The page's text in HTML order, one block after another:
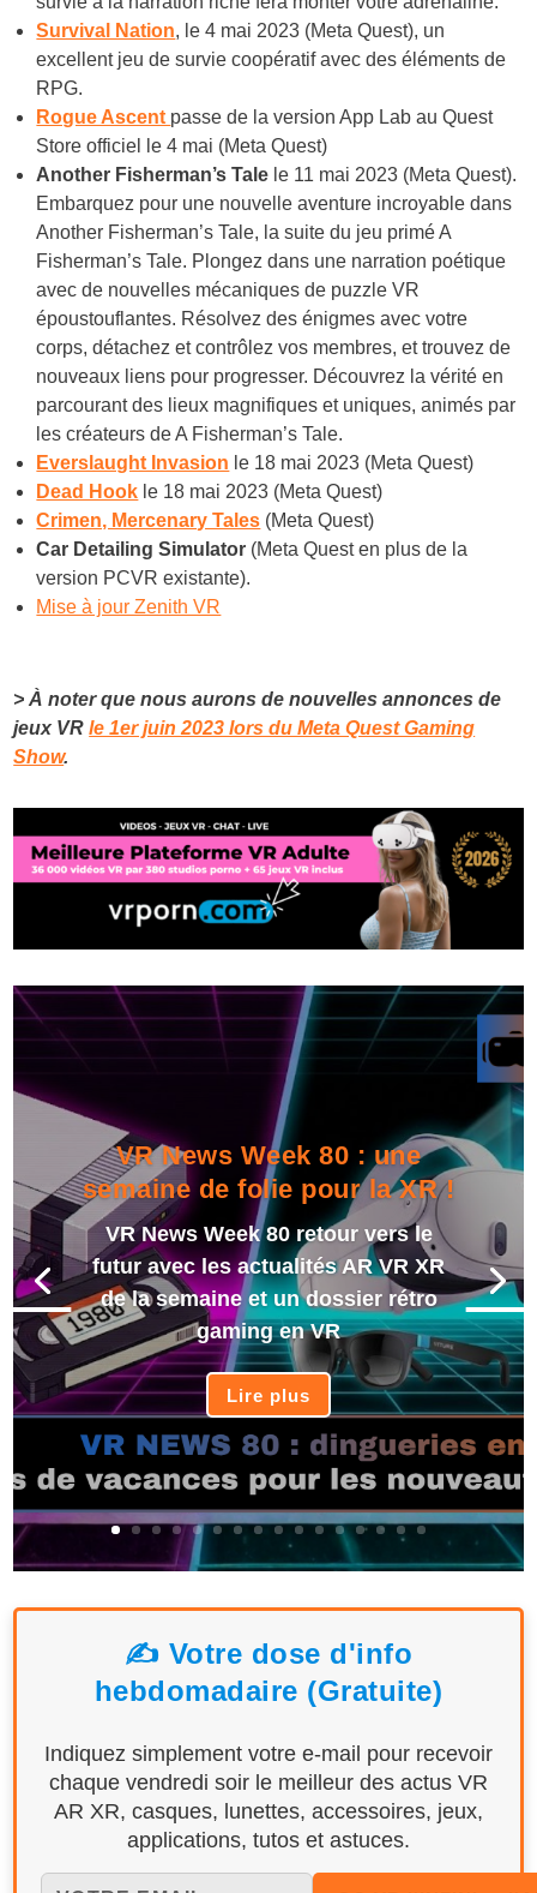
Survival Nation, le 4 mai 2023 (Meta Quest), un
excellent jeu de survie coopératif avec des éléments de
RPG.
Rogue Ascent passe de la version App Lab au Quest
Store officiel le 4 mai (Meta Quest)
Another Fisherman’s Tale le 11 mai 2023 (Meta Quest).
Embarquez pour une nouvelle aventure incroyable dans
Another Fisherman’s Tale, la suite du jeu primé A
Fisherman’s Tale. Plongez dans une narration poétique
avec de nouvelles mécaniques de puzzle VR
époustouflantes. Résolvez des énigmes avec votre
corps, détachez et contrôlez vos membres, et trouvez de
nouveaux liens pour progresser. Découvrez la vérité en
parcourant des lieux magnifiques et uniques, animés par
les créateurs de A Fisherman’s Tale.
Everslaught Invasion le 18 mai 2023 (Meta Quest)
Dead Hook le 18 mai 2023 (Meta Quest)
Crimen, Mercenary Tales (Meta Quest)
Car Detailing Simulator (Meta Quest en plus de la
version PCVR existante).
Mise à jour Zenith VR
> À noter que nous aurons de nouvelles annonces de
jeux VRle 1er juin 2023 lors du Meta Quest Gaming
Show.
VR News Week 80 : une
semaine de folie pour la XR !
VR News Week 80 retour vers le
futur avec les actualités AR VR XR
de la semaine et un dossier rétro
gaming en VR
Lire plus
✍️ Votre dose d'info
hebdomadaire (Gratuite)
Indiquez simplement votre e-mail pour recevoir
chaque vendredi soir le meilleur des actus VR
AR XR, casques, lunettes, accessoires, jeux,
applications, tutos et astuces.